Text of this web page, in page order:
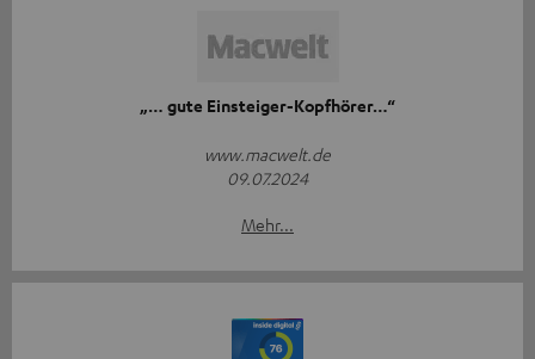
„… gute Einsteiger-Kopfhörer…“
www.macwelt.de
09.07.2024
Mehr...